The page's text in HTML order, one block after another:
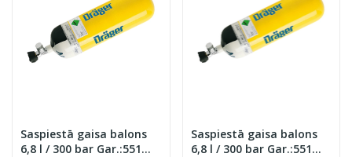
Saspiestā gaisa balons
6,8 l / 300 bar Gar.:551
Saspiestā gaisa balons
6,8 l / 300 bar Gar.:551